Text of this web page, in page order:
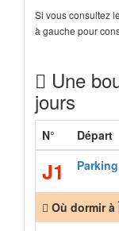
Si vous consultez
à gauche pour
Une
jours
N° Départ
J1
Où dormir